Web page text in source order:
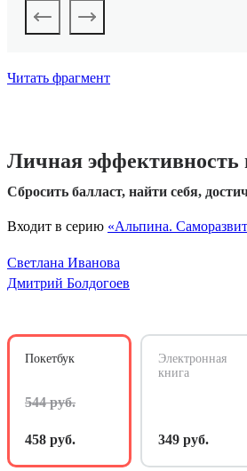
Читать фрагмент
Личная эффективность
Сбросить балласт, найти себя,
Входит в серию «Альпина.
Светлана Иванова
Дмитрий Болдогоев
Покетбук
544 руб.
458 руб.
Электронная
книга
349 руб.